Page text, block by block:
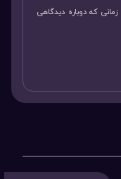
که دوباره دیدگاهی